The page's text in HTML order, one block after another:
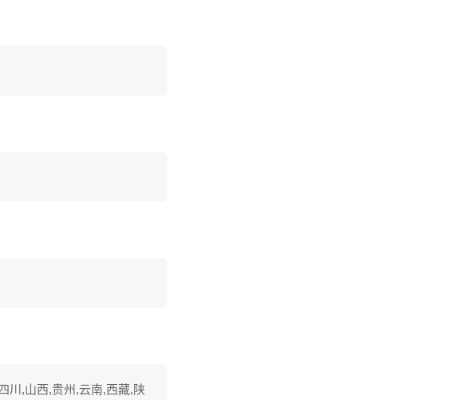
川,山西,贵州,云南,西藏,陕